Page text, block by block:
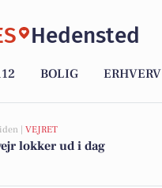
Hedensted
BOLIG ERHVERV
| VEJRET
lokker ud i dag